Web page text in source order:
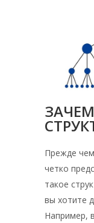
Прежде
четко
такое
вы хотите
Например,